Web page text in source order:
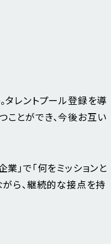
タレントプール登録を導
ことができ、今後お互い
」で「何をミッションと
がら、継続的な接点を持